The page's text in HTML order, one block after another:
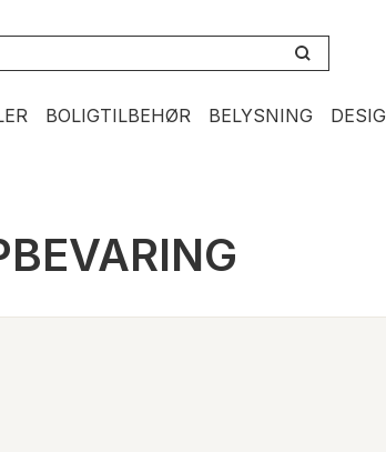
BOLIGTILBEHØR BELYSNING